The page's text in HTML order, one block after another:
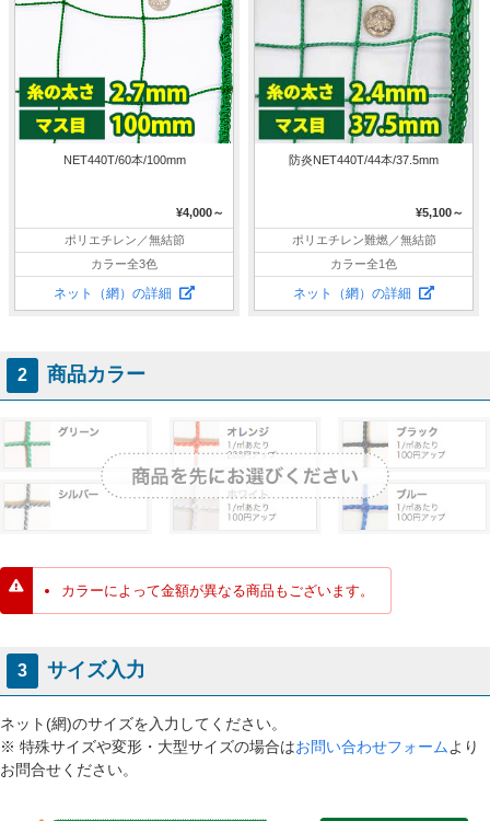
NET440T/60本/100mm
¥4,000～
ポリエチレン／無結節
カラー全3色
ネット（網）の詳細
防炎NET440T/44本/37.5mm
¥5,100～
ポリエチレン難燃／無結節
カラー全1色
ネット（網）の詳細
2 商品カラー
カラーによって金額が異なる商品もございます。
3 サイズ入力
ネット(網)のサイズを入力してください。
※ 特殊サイズや変形・大型サイズの場合はお問い合わせフォーム より
お問合せください。